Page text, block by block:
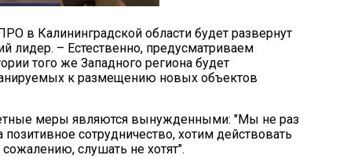
в Калининградской области будет развернут
лидер. – Естественно, предусматриваем
того же Западного региона будет
к размещению новых объектов
меры являются вынужденными: "Мы не раз
сотрудничество, хотим действовать
слушать не хотят".